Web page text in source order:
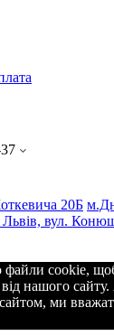
20Б
вул.
cookie,
нашого
ми